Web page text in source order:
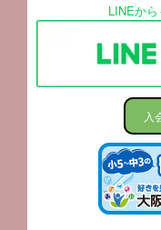
LINEか
入